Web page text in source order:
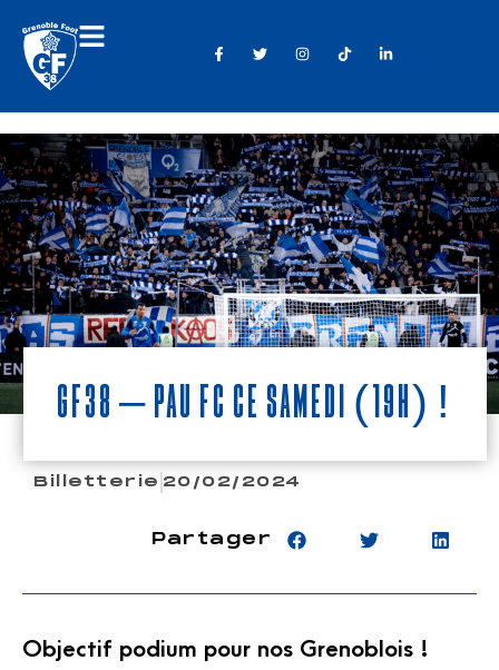
GF38 – Pau FC ce samedi (19h) !
Billetterie 20/02/2024
Partager
Objectif podium pour nos Grenoblois !